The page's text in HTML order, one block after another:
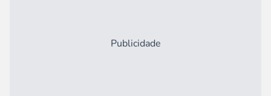
Publicidade